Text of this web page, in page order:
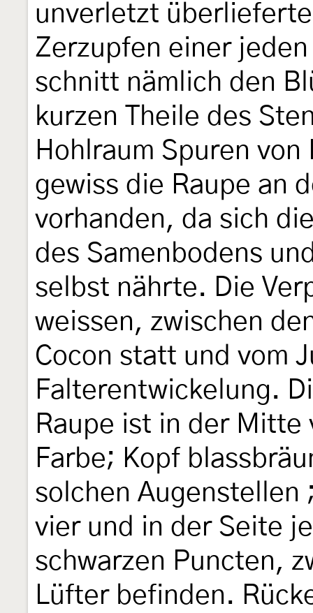
unverletzt
Zerzupfen einer
schnitt nämlich den
kurzen Theile des
Hohlraum Spuren
gewiss die Raupe an
vorhanden, da sich
des Samenbodens
selbst nährte. Die
weissen, zwischen
Cocon statt und vom
Falterentwickelung.
Raupe ist in der Mitte
Farbe; Kopf
solchen Augenstellen
vier und in der Seite
schwarzen Puncten,
Lüfter befinden.